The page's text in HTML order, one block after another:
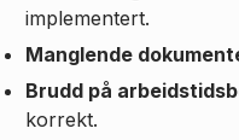
implementert.
Manglende
Brudd på
korrekt.